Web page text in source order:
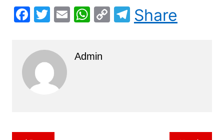
F
c
e
b
o
T
itt
er
E W
s
C T
el
Share
Admin